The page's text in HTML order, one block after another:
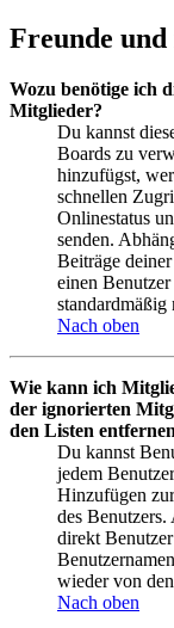
Freunde
Wozu benötige ich
Mitglieder?
Du kannst
Boards zu
hinzufügst,
schnellen
Onlinestatus
senden.
Beiträge
einen
standardmäßig
Nach oben
Wie kann ich
der ignorierten
den Listen
Du kannst
jedem
Hinzufügen
des
direkt
wieder von
Nach oben